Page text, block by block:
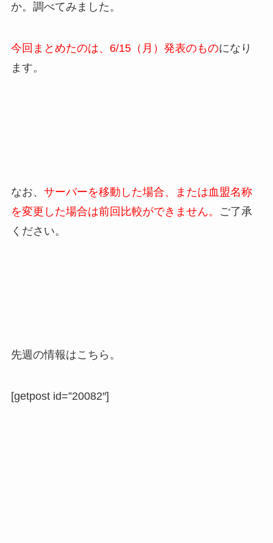
か。調べてみました。
今回まとめたのは、6/15（月）発表のものになり
ます。
なお、 サーバーを移動した場合、または血盟名称
を変更した場合は前回比較ができません。
ご了承
ください。
先週の情報はこちら。
[getpost id=”20082″]